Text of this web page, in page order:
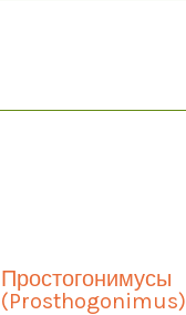
Простогонимусы
(Prosthogonimus)